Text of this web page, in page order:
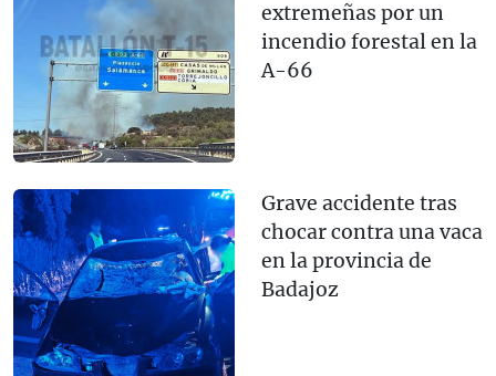
extremeñas por un
incendio forestal en la
A-66
Grave accidente tras
chocar contra una vaca
en la provincia de
Badajoz